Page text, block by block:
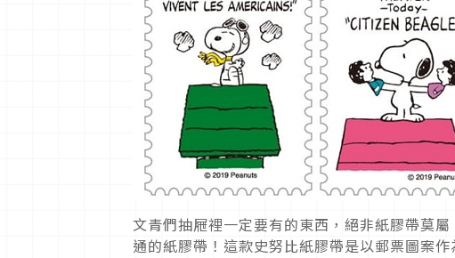
文青們抽屜裡一定要有的東西，絕非紙膠帶莫
通的紙膠帶！這款史努比紙膠帶是以郵票圖案